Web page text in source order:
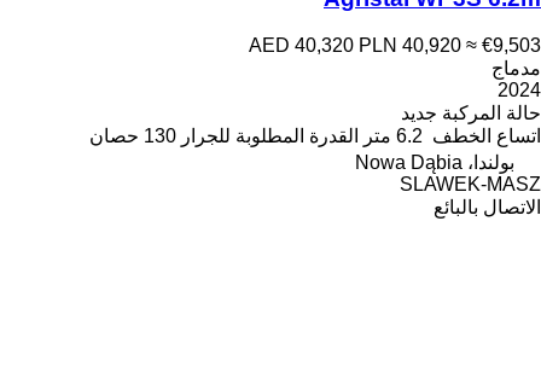
AED 40,320 PLN 40,920 ≈ €9,503
مدماج
2024
حالة المركبة جديد
اتساع الخطف 6.2 متر القدرة المطلوبة للجرار 130 حصان
بولندا، Nowa Dąbia
SLAWEK-MASZ
الاتصال بالبائع